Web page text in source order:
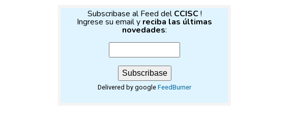
Subscribase al Feed delCCISC!
Ingrese su email y reciba las últimas
novedades:
Delivered by google FeedBurner